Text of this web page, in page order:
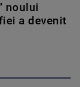
noului
a devenit